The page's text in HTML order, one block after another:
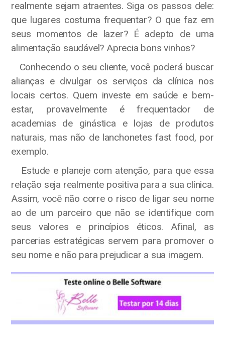
realmente sejam atraentes. Siga os passos dele:
que lugares costuma frequentar? O que faz em
seus momentos de lazer? É adepto de uma
alimentação saudável? Aprecia bons vinhos?
Conhecendo o seu cliente, você poderá buscar
alianças e divulgar os serviços da clínica nos
locais certos. Quem investe em saúde e bem-
estar, provavelmente é frequentador de
academias de ginástica e lojas de produtos
naturais, mas não de lanchonetes fast food, por
exemplo.
Estude e planeje com atenção, para que essa
relação seja realmente positiva para a sua clínica.
Assim, você não corre o risco de ligar seu nome
ao de um parceiro que não se identifique com
seus valores e princípios éticos. Afinal, as
parcerias estratégicas servem para promover o
seu nome e não para prejudicar a sua imagem.